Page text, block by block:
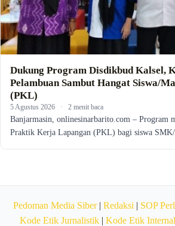
Dukung Program Disdikbud Kalsel,
Pelambuan Sambut Hangat Siswa/
(PKL)
5 Agustus 2026 · 2 menit baca
Banjarmasin, onlinesinarbarito.com – Program
Praktik Kerja Lapangan (PKL) bagi siswa SMK/
Pedoman Media Siber| Redaksi | SOP
Kode Etik Jurnalistik| Kode Etik